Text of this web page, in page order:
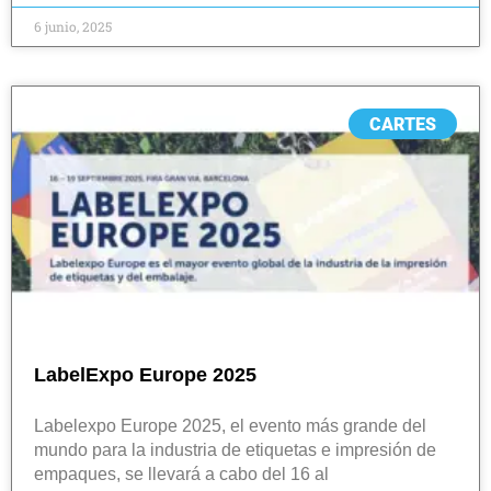
6 junio, 2025
CARTES
LabelExpo Europe 2025
Labelexpo Europe 2025, el evento más grande del
mundo para la industria de etiquetas e impresión de
empaques, se llevará a cabo del 16 al